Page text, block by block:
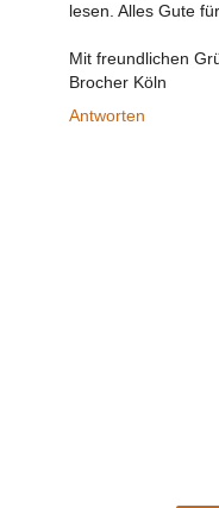
lesen. Alles Gute
Mit freundlichen
Brocher Köln
Antworten